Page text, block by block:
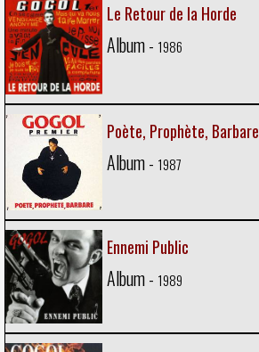
Le Retour de la Horde
Album - 1986
Poète, Prophète, Barbare
Album - 1987
Ennemi Public
Album - 1989